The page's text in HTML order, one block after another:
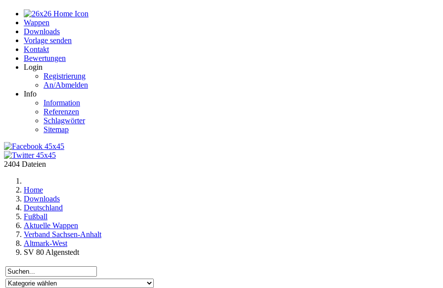
Wappen
Downloads
Vorlage senden
Kontakt
Bewertungen
Login
Registrierung
An/Abmelden
Info
Information
Referenzen
Schlagwörter
Sitemap
2404 Dateien
Home
Downloads
Deutschland
Fußball
Aktuelle Wappen
Verband Sachsen-Anhalt
Altmark-West
SV 80 Algenstedt